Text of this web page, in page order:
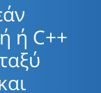
ή C++